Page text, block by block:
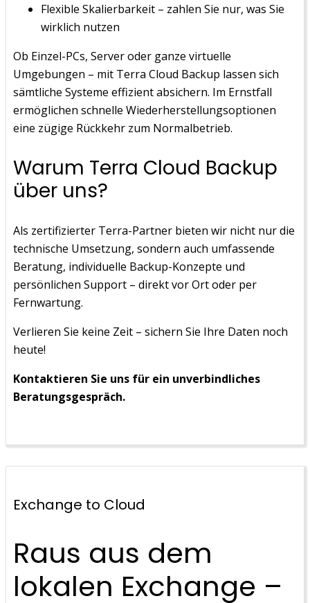
Flexible Skalierbarkeit – zahlen Sie nur, was Sie
wirklich nutzen
Ob Einzel-PCs, Server oder ganze virtuelle
Umgebungen – mit Terra Cloud Backup lassen sich
sämtliche Systeme effizient absichern. Im Ernstfall
ermöglichen schnelle Wiederherstellungsoptionen
eine zügige Rückkehr zum Normalbetrieb.
Warum Terra Cloud Backup
über uns?
Als zertifizierter Terra-Partner bieten wir nicht nur die
technische Umsetzung, sondern auch umfassende
Beratung, individuelle Backup-Konzepte und
persönlichen Support – direkt vor Ort oder per
Fernwartung.
Verlieren Sie keine Zeit – sichern Sie Ihre Daten noch
heute!
Kontaktieren Sie uns für ein unverbindliches
Beratungsgespräch.
Exchange to Cloud
Raus aus dem
lokalen Exchange –